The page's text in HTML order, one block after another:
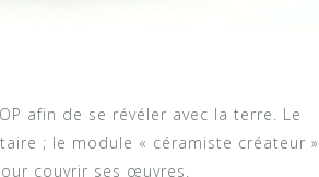
afin de se révéler avec la terre. Le
; le module « céramiste créateur »
couvrir ses œuvres.